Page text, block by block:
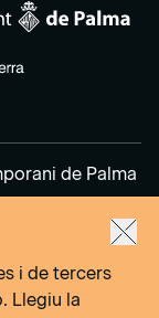
de Palma
i de tercers
Llegiu la